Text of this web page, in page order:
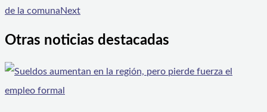
de la comunaNext
Otras noticias destacadas